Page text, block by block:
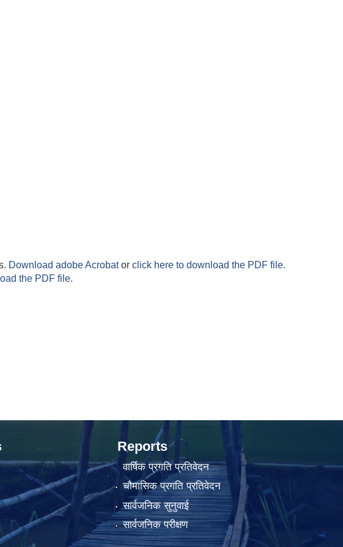
Download adobe Acrobator click here to download the PDF file.
the PDF file.
Reports
वार्षिक प्रगति प्रतिवेदन
चौमासिक प्रगति प्रतिवेदन
सार्वजनिक सुनुवाई
सार्वजनिक परीक्षण